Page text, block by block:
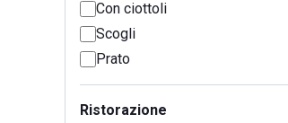
Con ciottoli
Scogli
Prato
Ristorazione